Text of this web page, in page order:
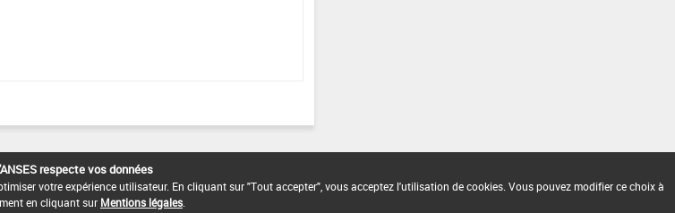
respecte vos données
votre expérience utilisateur. En cliquant sur "Tout accepter", vous acceptez l'utilisation de cookies. Vous pouvez modifier ce choix à
en cliquant sur Mentions légales